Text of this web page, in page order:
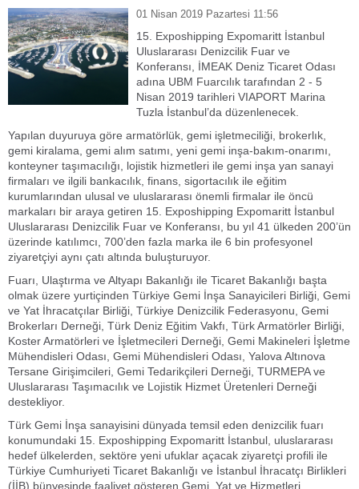
01 Nisan 2019 Pazartesi 11:56
15. Exposhipping Expomaritt İstanbul
Uluslararası Denizcilik Fuar ve
Konferansı, İMEAK Deniz Ticaret Odası
adına UBM Fuarcılık tarafından 2 - 5
Nisan 2019 tarihleri VIAPORT Marina
Tuzla İstanbul’da düzenlenecek.
Yapılan duyuruya göre armatörlük, gemi işletmeciliği, brokerlık,
gemi kiralama, gemi alım satımı, yeni gemi inşa-bakım-onarımı,
konteyner taşımacılığı, lojistik hizmetleri ile gemi inşa yan sanayi
firmaları ve ilgili bankacılık, finans, sigortacılık ile eğitim
kurumlarından ulusal ve uluslararası önemli firmalar ile öncü
markaları bir araya getiren 15. Exposhipping Expomaritt İstanbul
Uluslararası Denizcilik Fuar ve Konferansı, bu yıl 41 ülkeden 200’ün
üzerinde katılımcı, 700’den fazla marka ile 6 bin profesyonel
ziyaretçiyi aynı çatı altında buluşturuyor.
Fuarı, Ulaştırma ve Altyapı Bakanlığı ile Ticaret Bakanlığı başta
olmak üzere yurtiçinden Türkiye Gemi İnşa Sanayicileri Birliği, Gemi
ve Yat İhracatçılar Birliği, Türkiye Denizcilik Federasyonu, Gemi
Brokerları Derneği, Türk Deniz Eğitim Vakfı, Türk Armatörler Birliği,
Koster Armatörleri ve İşletmecileri Derneği, Gemi Makineleri İşletme
Mühendisleri Odası, Gemi Mühendisleri Odası, Yalova Altınova
Tersane Girişimcileri, Gemi Tedarikçileri Derneği, TURMEPA ve
Uluslararası Taşımacılık ve Lojistik Hizmet Üretenleri Derneği
destekliyor.
Türk Gemi İnşa sanayisini dünyada temsil eden denizcilik fuarı
konumundaki 15. Exposhipping Expomaritt İstanbul, uluslararası
hedef ülkelerden, sektöre yeni ufuklar açacak ziyaretçi profili ile
Türkiye Cumhuriyeti Ticaret Bakanlığı ve İstanbul İhracatçı Birlikleri
(İİB) bünyesinde faaliyet gösteren Gemi, Yat ve Hizmetleri